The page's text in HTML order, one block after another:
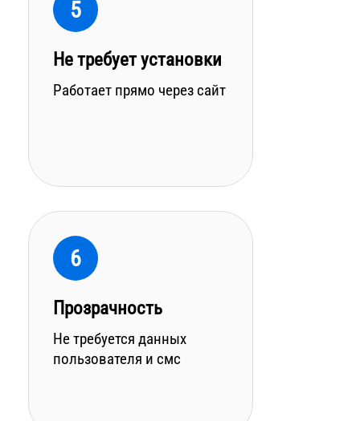
5
Не требует установки
Работает прямо через сайт
6
Прозрачность
Не требуется данных
пользователя и смс